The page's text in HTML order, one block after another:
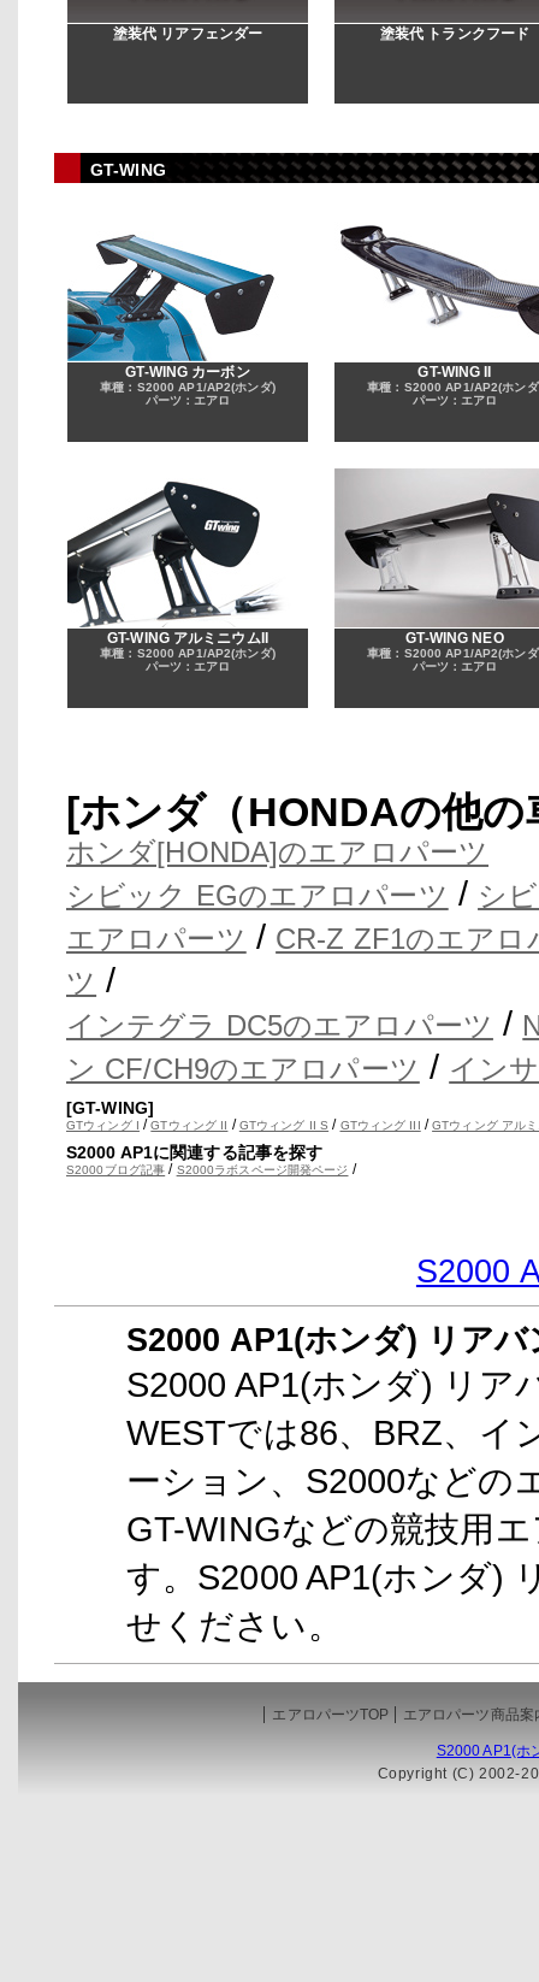
塗装代 リアフェンダー 塗装代 トランクフード
GT-WING
GT-WING カーボン
車種：S2000 AP1/AP2(ホンダ)
パーツ：エアロ
GT-WING II
車種：S2000 AP1/AP2(ホン
パーツ：エアロ
GT-WING アルミニウムII
車種：S2000 AP1/AP2(ホンダ)
パーツ：エアロ
GT-WING NEO
車種：S2000 AP1/AP2(ホン
パーツ：エアロ
[ホンダ（HONDAの他
ホンダ[HONDA]のエアロパーツ
シビック EGのエアロパーツ / シ
エアロパーツ / CR-Z ZF1のエアロ
ツ /
インテグラ DC5のエアロパーツ /
ン CF/CH9のエアロパーツ / イン
[GT-WING]
GTウィング I /GTウィング II /GTウィング II S / GTウィング III /GTウィング アル
S2000 AP1に関連する記事を探す
S2000ブログ記事 / S2000ラボスページ開発ページ /
S2000
S2000 AP1(ホンダ) リア
S2000 AP1(ホンダ) リア
WESTでは86、BRZ、イ
ーション、S2000などの
GT-WINGなどの競技用
す。S2000 AP1(ホンダ)
せください。
エアロパーツTOP エアロパーツ商品案
S2000 AP1(ホ
Copyright (C) 2002-